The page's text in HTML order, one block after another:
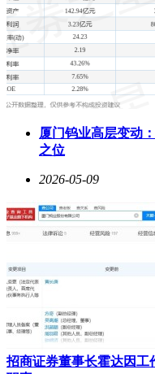
作为速腾家族的最新成员
立35周年。从2006年首代
然背书。工程师团队透露
准，例如在黑山魔鬼路
以及持续1600分钟的整车
厦门钨业高层变动
之位
2026-05-09
招商证券董事长霍达因工